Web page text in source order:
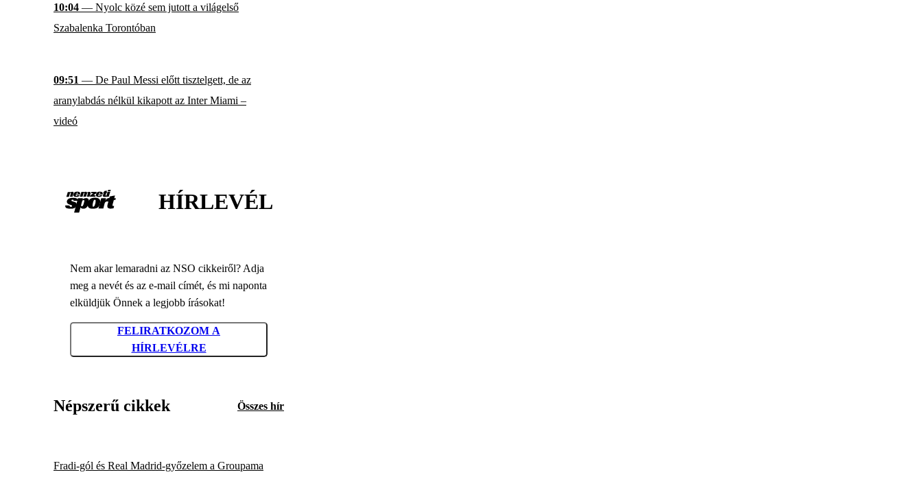
10:04 — Nyolc közé sem jutott a világelső
Szabalenka Torontóban
09:51 — De Paul Messi előtt tisztelgett, de az
aranylabdás nélkül kikapott az Inter Miami –
videó
HÍRLEVÉL
Nem akar lemaradni az NSO cikkeiről? Adja
meg a nevét és az e-mail címét, és mi naponta
elküldjük Önnek a legjobb írásokat!
FELIRATKOZOM A
HÍRLEVÉLRE
Népszerű cikkek Összes hír
Fradi-gól és Real Madrid-győzelem a Groupama